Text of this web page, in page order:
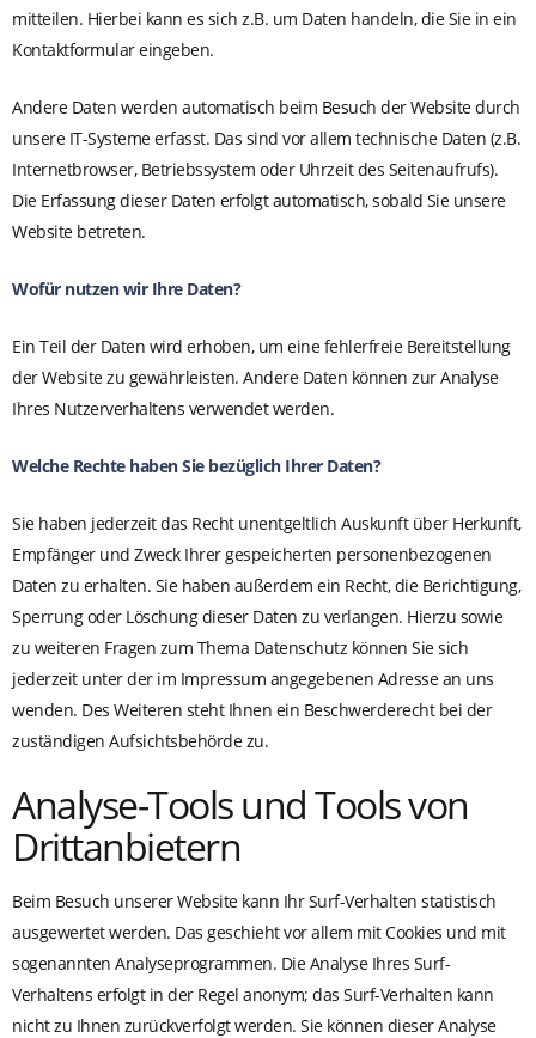
mitteilen. Hierbei kann es sich z.B. um Daten handeln, die Sie in ein
Kontaktformular eingeben.
Andere Daten werden automatisch beim Besuch der Website durch
unsere IT-Systeme erfasst. Das sind vor allem technische Daten (z.B.
Internetbrowser, Betriebssystem oder Uhrzeit des Seitenaufrufs).
Die Erfassung dieser Daten erfolgt automatisch, sobald Sie unsere
Website betreten.
Wofür nutzen wir Ihre Daten?
Ein Teil der Daten wird erhoben, um eine fehlerfreie Bereitstellung
der Website zu gewährleisten. Andere Daten können zur Analyse
Ihres Nutzerverhaltens verwendet werden.
Welche Rechte haben Sie bezüglich Ihrer Daten?
Sie haben jederzeit das Recht unentgeltlich Auskunft über Herkunft,
Empfänger und Zweck Ihrer gespeicherten personenbezogenen
Daten zu erhalten. Sie haben außerdem ein Recht, die Berichtigung,
Sperrung oder Löschung dieser Daten zu verlangen. Hierzu sowie
zu weiteren Fragen zum Thema Datenschutz können Sie sich
jederzeit unter der im Impressum angegebenen Adresse an uns
wenden. Des Weiteren steht Ihnen ein Beschwerderecht bei der
zuständigen Aufsichtsbehörde zu.
Analyse-Tools und Tools von
Drittanbietern
Beim Besuch unserer Website kann Ihr Surf-Verhalten statistisch
ausgewertet werden. Das geschieht vor allem mit Cookies und mit
sogenannten Analyseprogrammen. Die Analyse Ihres Surf-
Verhaltens erfolgt in der Regel anonym; das Surf-Verhalten kann
nicht zu Ihnen zurückverfolgt werden. Sie können dieser Analyse